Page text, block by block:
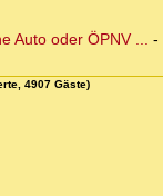
Auto oder ÖPNV ... -
4907 Gäste)